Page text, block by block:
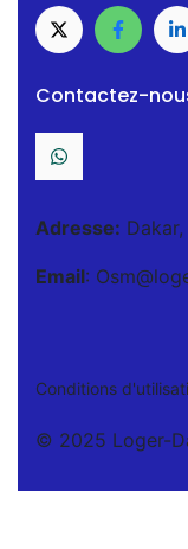
Contactez-
Adresse:
Email:
Conditions
© 2025 Loger-